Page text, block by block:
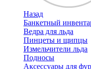
Назад
Банкетный
Ведра для льда
Пинцеты и щипцы
Измельчители льда
Подносы
Аксессуары для